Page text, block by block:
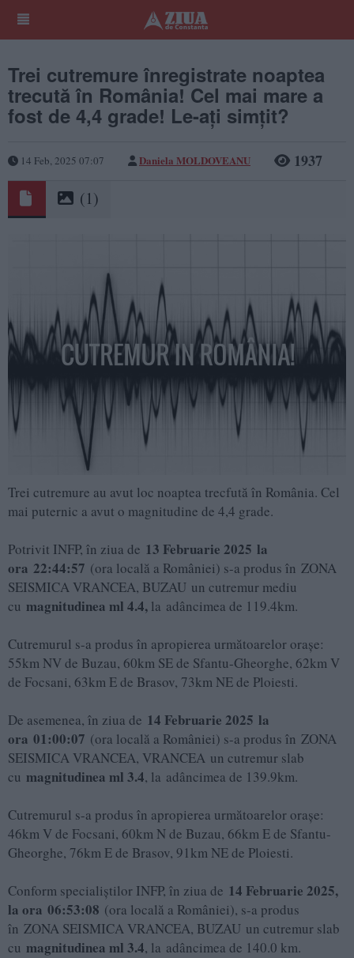
Trei cutremure înregistrate noaptea
trecută în România! Cel mai mare a
fost de 4,4 grade! Le-ați simțit?
14 Feb, 2025 07:07 Daniela MOLDOVEANU 1937
(1)
Trei cutremure au avut loc noaptea trecfută în România. Cel
mai puternic a avut o magnitudine de 4,4 grade.
Potrivit INFP, în ziua de 13 Februarie 2025 la
ora 22:44:57 (ora locală a României) s-a produs în ZONA
SEISMICA VRANCEA, BUZAU un cutremur mediu
cu magnitudinea ml 4.4, la adâncimea de 119.4km.
Cutremurul s-a produs în apropierea următoarelor oraşe:
55km NV de Buzau, 60km SE de Sfantu-Gheorghe, 62km V
de Focsani, 63km E de Brasov, 73km NE de Ploiesti.
De asemenea, în ziua de 14 Februarie 2025 la
ora 01:00:07 (ora locală a României) s-a produs în ZONA
SEISMICA VRANCEA, VRANCEA un cutremur slab
cu magnitudinea ml 3.4, la adâncimea de 139.9km.
Cutremurul s-a produs în apropierea următoarelor oraşe:
46km V de Focsani, 60km N de Buzau, 66km E de Sfantu-
Gheorghe, 76km E de Brasov, 91km NE de Ploiesti.
Conform specialiștilor INFP, în ziua de 14 Februarie 2025,
la ora 06:53:08 (ora locală a României), s-a produs
în ZONA SEISMICA VRANCEA, BUZAU un cutremur slab
cu magnitudinea ml 3.4, la adâncimea de 140.0 km.